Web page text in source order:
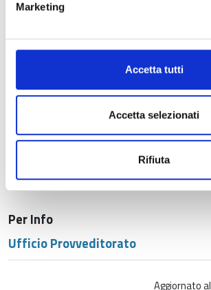
Marketing
Accetta tutti
Accetta selezionati
Rifiuta
Capitolato speciale d'appalto
Relazione fotografica
Piano di sicurezza e coordinamento
Schema di contratto
Per Info
Ufficio Provveditorato
Aggiornato al